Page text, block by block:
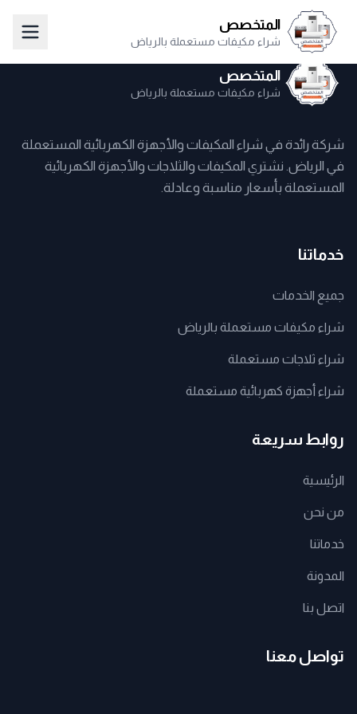
المتخصص
شراء مكيفات مستعملة بالرياض
المتخصص
شراء مكيفات مستعملة بالرياض
شركة رائدة في شراء المكيفات والأجهزة الكهربائية المستعملة
في الرياض. نشتري المكيفات والثلاجات والأجهزة الكهربائية
المستعملة بأسعار مناسبة وعادلة.
خدماتنا
جميع الخدمات
شراء مكيفات مستعملة بالرياض
شراء ثلاجات مستعملة
شراء أجهزة كهربائية مستعملة
روابط سريعة
الرئيسية
من نحن
خدماتنا
المدونة
اتصل بنا
تواصل معنا